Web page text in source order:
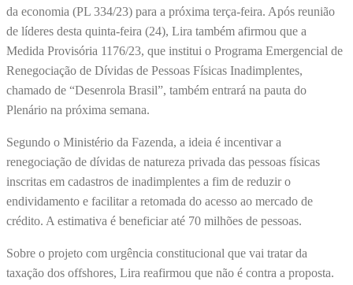
da economia (PL 334/23) para a próxima terça-feira. Após reunião
de líderes desta quinta-feira (24), Lira também afirmou que a
Medida Provisória 1176/23, que institui o Programa Emergencial de
Renegociação de Dívidas de Pessoas Físicas Inadimplentes,
chamado de “Desenrola Brasil”, também entrará na pauta do
Plenário na próxima semana.
Segundo o Ministério da Fazenda, a ideia é incentivar a
renegociação de dívidas de natureza privada das pessoas físicas
inscritas em cadastros de inadimplentes a fim de reduzir o
endividamento e facilitar a retomada do acesso ao mercado de
crédito. A estimativa é beneficiar até 70 milhões de pessoas.
Sobre o projeto com urgência constitucional que vai tratar da
taxação dos offshores, Lira reafirmou que não é contra a proposta.